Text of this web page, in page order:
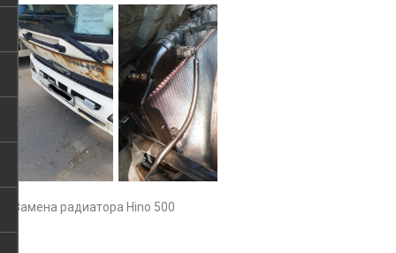
Замена радиатора Hino 500